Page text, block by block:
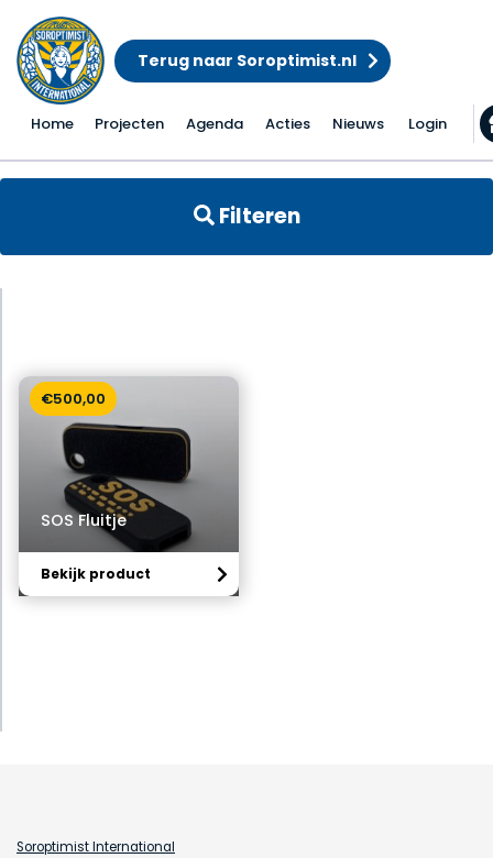
Terug naar Soroptimist.nl
Home Projecten Agenda Acties Nieuws Login
Filteren
SOS Fluitje
€500,00
Bekijk product
Soroptimist International